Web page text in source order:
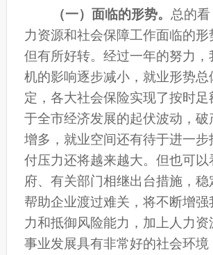
（一）面临的形势。总的看
力资源和社会保障工作面临的形
但有所好转。经过一年的努力
机的影响逐步减小，就业形势总
定，各大社会保险实现了按时足
于全市经济发展的起伏波动，破
增多，就业空间还有待于进一步
付压力还将越来越大。但也可以
府、有关部门相继出台措施，稳
帮助企业渡过难关，将不断增强
力和抵御风险能力，加上人力
事业发展具有非常好的社会环境